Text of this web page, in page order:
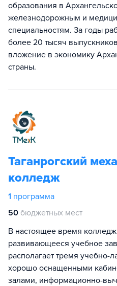
образования в
железнодорожным и
специальностям. За годы
более 20 тысяч
вложение в экономику
страны.
Таганрогский
колледж
1 программа
50 бюджетных мест
В настоящее время колледж
развивающееся учебное
располагает тремя учебно-
хорошо оснащенными
залами, информационно-